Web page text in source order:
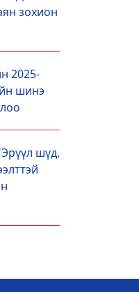
зохион
2025-
шинэ
шүд,